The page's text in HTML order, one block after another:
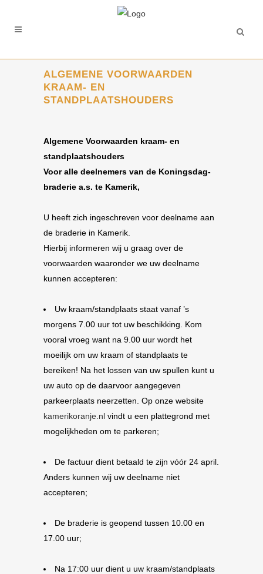
ALGEMENE VOORWAARDEN
KRAAM- EN
STANDPLAATSHOUDERS
Algemene Voorwaarden kraam- en
standplaatshouders
Voor alle deelnemers van de Koningsdag-
braderie a.s. te Kamerik,
U heeft zich ingeschreven voor deelname aan
de braderie in Kamerik.
Hierbij informeren wij u graag over de
voorwaarden waaronder we uw deelname
kunnen accepteren:
Uw kraam/standplaats staat vanaf ’s
morgens 7.00 uur tot uw beschikking. Kom
vooral vroeg want na 9.00 uur wordt het
moeilijk om uw kraam of standplaats te
bereiken! Na het lossen van uw spullen kunt u
uw auto op de daarvoor aangegeven
parkeerplaats neerzetten. Op onze website
kamerikoranje.nl vindt u een plattegrond met
mogelijkheden om te parkeren;
De factuur dient betaald te zijn vóór 24 april.
Anders kunnen wij uw deelname niet
accepteren;
De braderie is geopend tussen 10.00 en
17.00 uur;
Na 17:00 uur dient u uw kraam/standplaats